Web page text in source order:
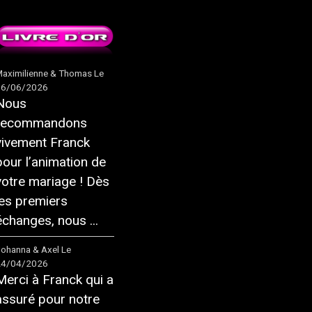
& Thomas Le
06/2026
Franck
l’animation de
mariage ! Dès
premiers
nous ...
& Axel Le
04/2026
à Franck qui a
pour notre